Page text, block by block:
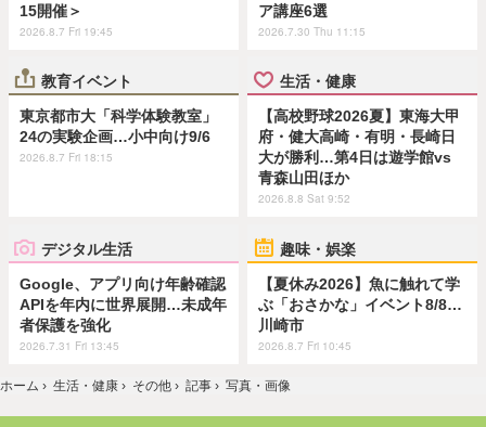
15開催＞
2026.8.7 Fri 19:45
ア講座6選
2026.7.30 Thu 11:15
教育イベント
東京都市大「科学体験教室」
24の実験企画…小中向け9/6
2026.8.7 Fri 18:15
生活・健康
【高校野球2026夏】東海大甲
府・健大高崎・有明・長崎日
大が勝利…第4日は遊学館vs
青森山田ほか
2026.8.8 Sat 9:52
デジタル生活
Google、アプリ向け年齢確認
APIを年内に世界展開…未成年
者保護を強化
2026.7.31 Fri 13:45
趣味・娯楽
【夏休み2026】魚に触れて学
ぶ「おさかな」イベント8/8…
川崎市
2026.8.7 Fri 10:45
ホーム › 生活・健康 › その他 › 記事 › 写真・画像